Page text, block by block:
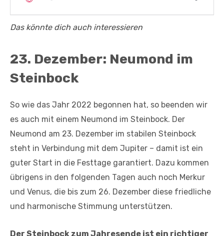
Das könnte dich auch interessieren
23. Dezember: Neumond im
Steinbock
So wie das Jahr 2022 begonnen hat, so beenden wir
es auch mit einem Neumond im Steinbock. Der
Neumond am 23. Dezember im stabilen Steinbock
steht in Verbindung mit dem Jupiter – damit ist ein
guter Start in die Festtage garantiert. Dazu kommen
übrigens in den folgenden Tagen auch noch Merkur
und Venus, die bis zum 26. Dezember diese friedliche
und harmonische Stimmung unterstützen.
Der Steinbock zum Jahresende ist ein richtiger